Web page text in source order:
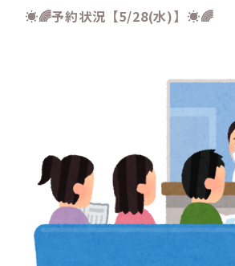
️️☀️🌈予約状況【5/28(水)】️️️☀️🌈